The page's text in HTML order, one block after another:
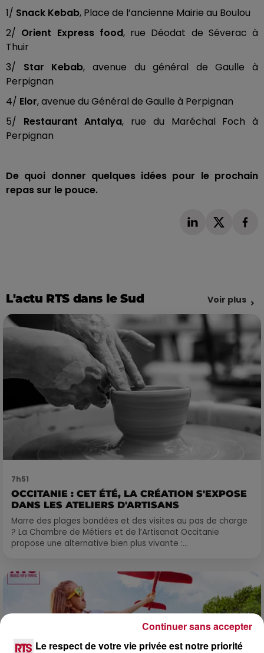
1/ Snack Kebab, Place de l’ancienne Mairie au Boulou
2/ Orient Express food, rue Déodat de Séverac à
Thuir
3/ Star Kebab, avenue du général de Gaulle à
Perpignan
4/ Elor, avenue du Général de Gaulle à Perpignan
5/ Restaurant Antalya, rue du Maréchal Foch à
Perpignan
De quoi donner quelques idées pour le prochain
repas sur le pouce.
L'actu RTS dans le Sud Voir plus
7h51
OCCITANIE : CET ÉTÉ, LA CRÉATION S'EXPOSE
DANS LES ATELIERS D'ARTISANS
Marre des plages bondées et des visites au pas de charge
? La Chambre de Métiers et de l’Artisanat Occitanie
propose une alternative bien plus vivante :...
Le respect de votre vie privée est notre priorité
Continuer sans accepter